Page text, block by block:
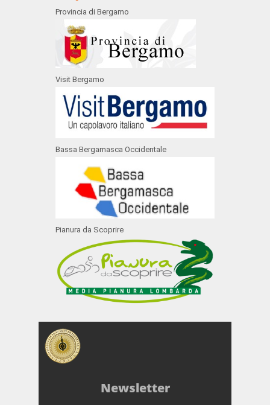
Provincia di Bergamo
Visit Bergamo
Bassa Bergamasca Occidentale
Pianura da Scoprire
Newsletter